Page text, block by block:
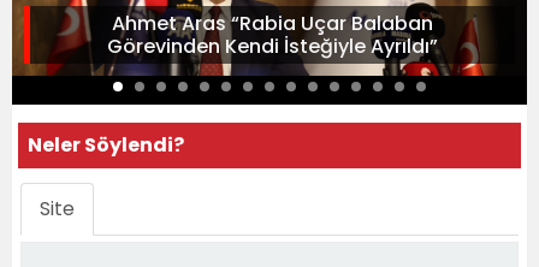
Ahmet Aras “Rabia Uçar Balaban
Görevinden Kendi İsteğiyle Ayrıldı”
Neler Söylendi?
Site